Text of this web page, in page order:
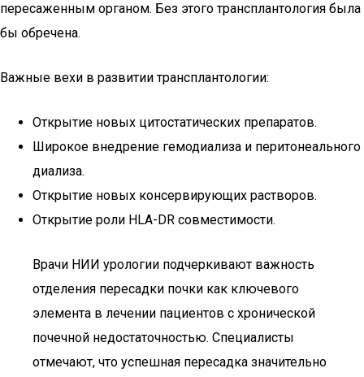
пересаженным органом. Без этого трансплантология была
бы обречена.
Важные вехи в развитии трансплантологии:
Открытие новых цитостатических препаратов.
Широкое внедрение гемодиализа и перитонеального
диализа.
Открытие новых консервирующих растворов.
Открытие роли HLA-DR совместимости.
Врачи НИИ урологии подчеркивают важность
отделения пересадки почки как ключевого
элемента в лечении пациентов с хронической
почечной недостаточностью. Специалисты
отмечают, что успешная пересадка значительно